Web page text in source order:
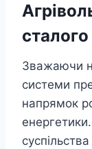
Зважаючи
системи
напрямок
суспільства